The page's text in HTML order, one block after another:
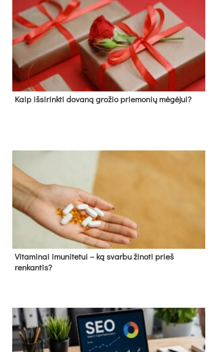
Kaip išsirinkti dovaną grožio priemonių mėgėjui?
Vitaminai imunitetui – ką svarbu žinoti prieš
renkantis?